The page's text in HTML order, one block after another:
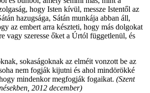
hogy Isten kívül, messze Istentől az
hazugsága, Sátán munkája abban áll,
az embert arra készteti, hogy más dolgokat
vagy szeresse őket a Úrtól függetlenül, és
sokaságoknak az elméit vonzott be az
nem fogják kijutni és ahol mindörökké
mindenkor megfogják fogaikat. (Szent
2012 december)